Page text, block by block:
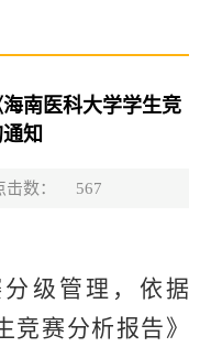
南医科大学学生竞
知
击数： 567
级管理，依据
竞赛分析报告》